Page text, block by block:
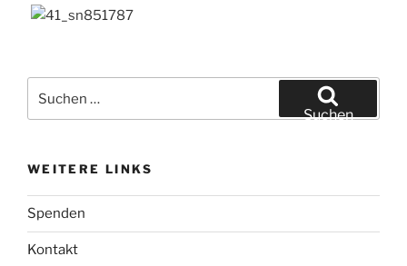
nach:
Suchen
WEITERE LINKS
Spenden
Kontakt